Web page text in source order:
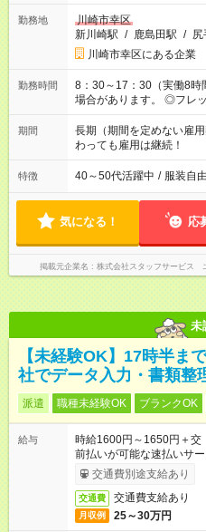
勤務地
川崎市幸区
新川崎駅 / 鹿島田駅 / 尻
川崎市幸区にある企業
勤務時間
8：30～17：30（実働8
場合があります。 ◎フレックス勤務が可能な就業先もありま
す。 ◎今よりもさらに働
改革に全社をあげて取り
期間
長期（期間を定めない雇
わっても雇用は継続！
特徴 40～50代活躍中 / 服装自由
気になる！ 応
掲載元企業名 株式会社スタッフサービス
未
【未経験OK】17時半ま
社でデータ入力・書類整
派遣 職種未経験OK ブランクOK
給与
時給1600円～1650円＋
前払いが可能な速払いサー
交通費別途支給あり
交通費 交通費支給あり
月収例 25～30万円